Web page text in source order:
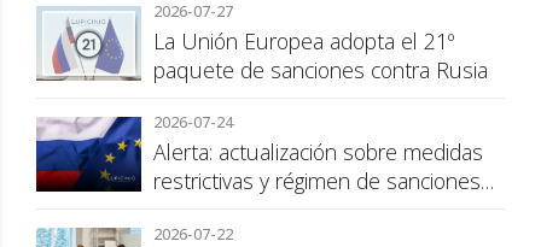
consumidor
2026-07-27
La Unión Europea adopta el 21º
paquete de sanciones contra Rusia
2026-07-24
Alerta: actualización sobre medidas
restrictivas y régimen de sanciones
2026-07-22